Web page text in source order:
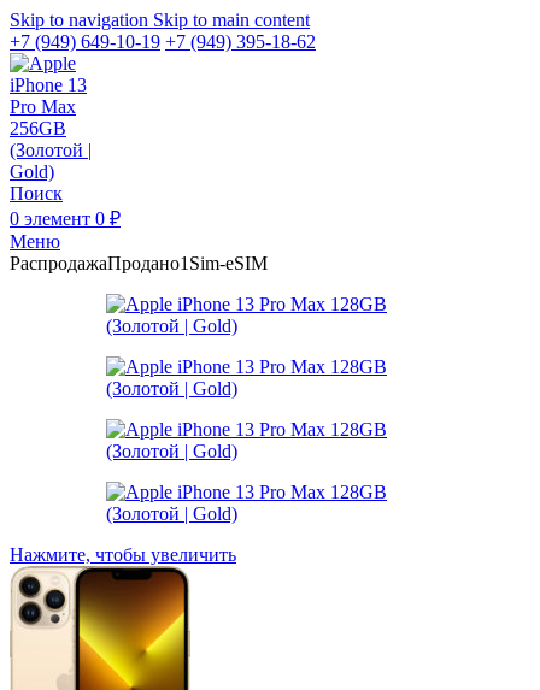
Skip to navigation Skip to main content
+7 (949) 649-10-19 +7 (949) 395-18-62
Поиск
0 элемент 0 ₽
Меню
РаспродажаПродано1Sim-eSIM
Нажмите, чтобы увеличить